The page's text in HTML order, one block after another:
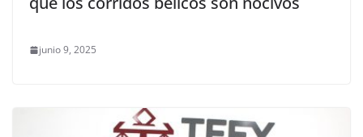
junio 9, 2025